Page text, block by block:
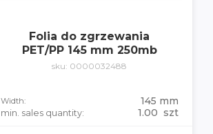
Folia do zgrzewania
PET/PP 145 mm 250mb
sku: 0000032488
Width: 145 mm
min. sales quantity: 1.00 szt